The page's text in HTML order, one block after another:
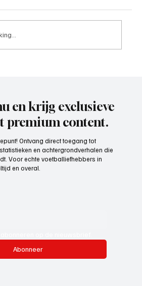
en krijg exclusieve
premium content.
Ontvang direct toegang tot
en achtergrondverhalen die
Voor echte voetballiefhebbers in
en overal.
Abonneer